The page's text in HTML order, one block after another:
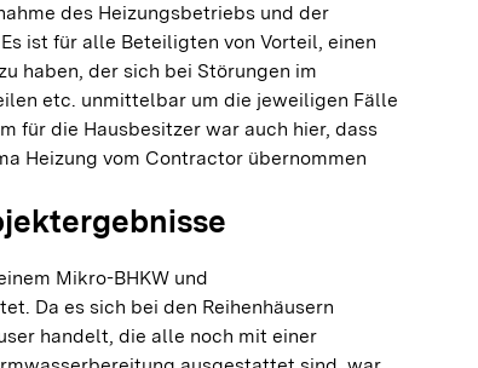
des Heizungsbetriebs und der
ist für alle Beteiligten von Vorteil, einen
haben, der sich bei Störungen im
etc. unmittelbar um die jeweiligen Fälle
für die Hausbesitzer war auch hier, dass
Heizung vom Contractor übernommen
Mikro-BHKW und
Da es sich bei den Reihenhäusern
handelt, die alle noch mit einer